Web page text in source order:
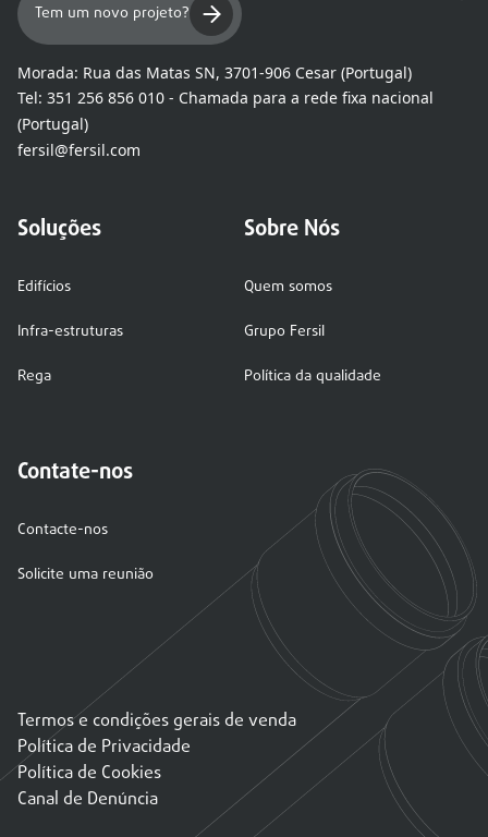
Tem um novo projeto?
Morada: Rua das Matas SN, 3701-906 Cesar (Portugal)
Tel: 351 256 856 010 - Chamada para a rede fixa nacional
(Portugal)
fersil@fersil.com
Soluções
Edifícios
Infra-estruturas
Rega
Sobre Nós
Quem somos
Grupo Fersil
Política da qualidade
Contate-nos
Contacte-nos
Solicite uma reunião
Termos e condições gerais de venda
Política de Privacidade
Política de Cookies
Canal de Denúncia